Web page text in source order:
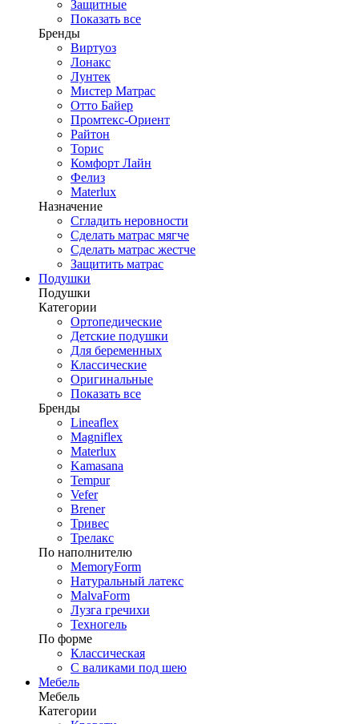
Защитные
Показать все
Бренды
Виртуоз
Лонакс
Лунтек
Мистер Матрас
Отто Байер
Промтекс-Ориент
Райтон
Торис
Комфорт Лайн
Фелиз
Materlux
Назначение
Сгладить неровности
Сделать матрас мягче
Сделать матрас жестче
Защитить матрас
Подушки
Подушки
Категории
Ортопедические
Детские подушки
Для беременных
Классические
Оригинальные
Показать все
Бренды
Lineaflex
Magniflex
Materlux
Kamasana
Tempur
Vefer
Brener
Тривес
Трелакс
По наполнителю
MemoryForm
Натуральный латекс
MalvaForm
Лузга гречихи
Техногель
По форме
Классическая
С валиками под шею
Мебель
Мебель
Категории